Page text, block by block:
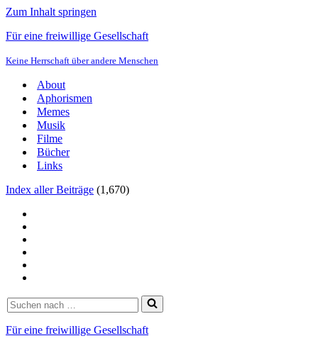
Zum Inhalt springen
Für eine freiwillige Gesellschaft
Keine Herrschaft über andere Menschen
About
Aphorismen
Memes
Musik
Filme
Bücher
Links
Index aller Beiträge (1,670)
Suchen
nach …
Für eine freiwillige Gesellschaft